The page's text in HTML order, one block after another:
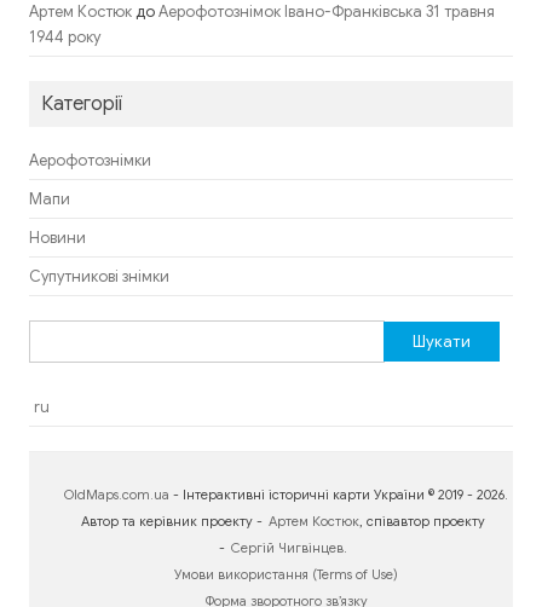
Артем КостюкдоАерофотознімок Івано-Франківська 31 травня
1944 року
Категорії
Аерофотознімки
Мапи
Новини
Супутникові знімки
ru
OldMaps.com.ua - Інтерактивні історичні карти України © 2019 - 2026.
Автор та керівник проекту - Артем Костюк, співавтор проекту
- Сергій Чигвінцев.
Умови використання (Terms of Use)
Форма зворотного зв’язку